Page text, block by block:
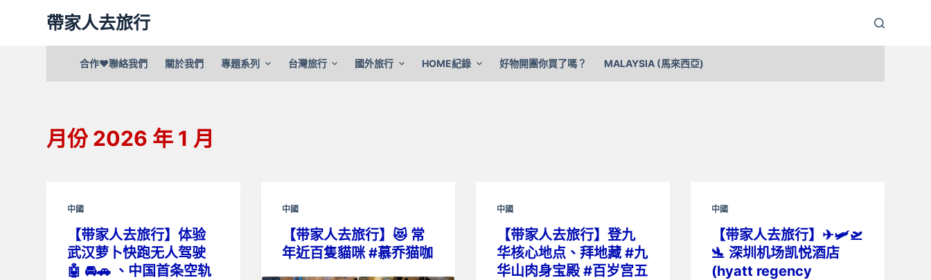
帶家人去旅行
合作❤聯絡我們 關於我們 專題系列 台灣旅行 國外旅行 HOME紀錄 好物開團你買了嗎？ MALAYSIA (馬來西亞)
月份 2026 年 1 月
中國
【带家人去旅行】体验
武汉萝卜快跑无人驾驶
🤖 🚘🚗 、中国首条空轨
中國
【带家人去旅行】😻 常
年近百隻貓咪 #慕乔猫咖
中國
【带家人去旅行】登九
华核心地点、拜地藏 #九
华山肉身宝殿 #百岁宫五
中國
【带家人去旅行】✈🛩️🛫
🛬 深圳机场凯悦酒店
(hyatt regency